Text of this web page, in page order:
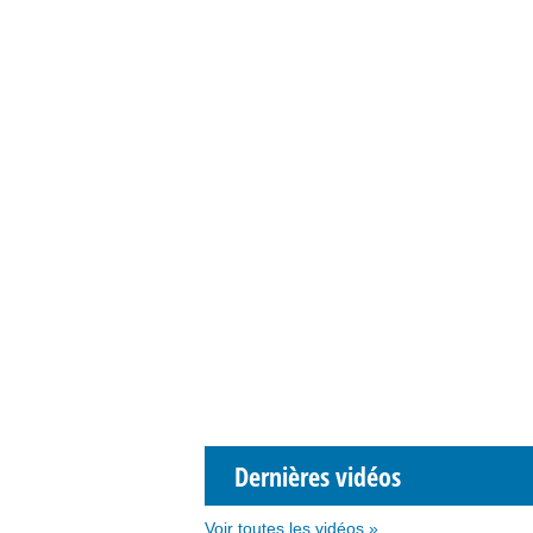
Dernières vidéos
Voir toutes les vidéos »